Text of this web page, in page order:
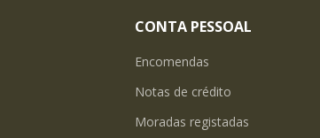
CONTA PESSOAL
Encomendas
Notas de crédito
Moradas registadas